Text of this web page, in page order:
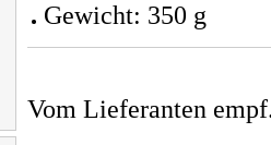
Gewicht: 350 g
Vom Lieferanten